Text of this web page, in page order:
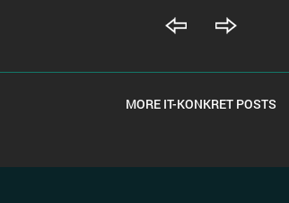
MORE IT-KONKRET POSTS